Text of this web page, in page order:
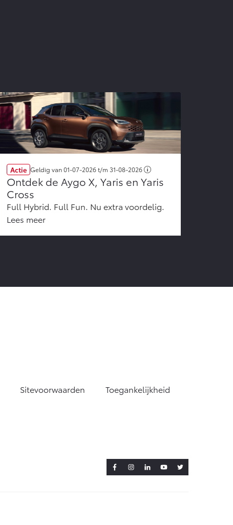
Actie Geldig van01-07-2026t/m 31-08-2026
Ontdek de Aygo X, Yaris en Yaris
Cross
Full Hybrid. Full Fun. Nu extra voordelig.
Lees meer
Sitevoorwaarden Toegankelijkheid